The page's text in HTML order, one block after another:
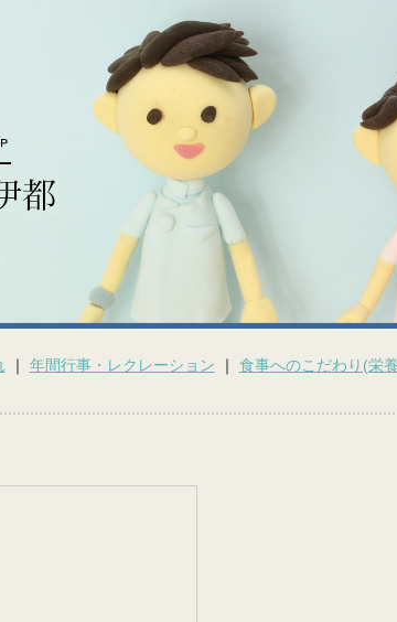
｜ 年間行事・レクレーション ｜ 食事へのこだわり(栄